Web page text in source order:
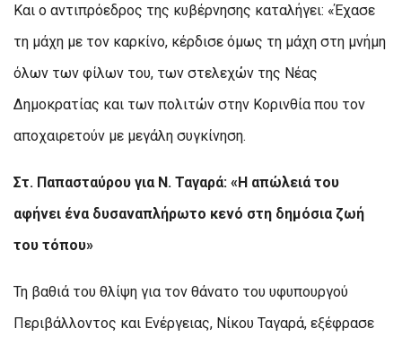
Και ο αντιπρόεδρος της κυβέρνησης καταλήγει: «Έχασε
τη μάχη με τον καρκίνο, κέρδισε όμως τη μάχη στη μνήμη
όλων των φίλων του, των στελεχών της Νέας
Δημοκρατίας και των πολιτών στην Κορινθία που τον
αποχαιρετούν με μεγάλη συγκίνηση.
Στ. Παπασταύρου για Ν. Ταγαρά: «Η απώλειά του
αφήνει ένα δυσαναπλήρωτο κενό στη δημόσια ζωή
του τόπου»
Τη βαθιά του θλίψη για τον θάνατο του υφυπουργού
Περιβάλλοντος και Ενέργειας, Νίκου Ταγαρά, εξέφρασε